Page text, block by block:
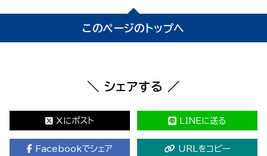
このページのトップへ
＼ シェアする ／
Xにポスト LINEに送る
Facebookでシェア URLをコピー